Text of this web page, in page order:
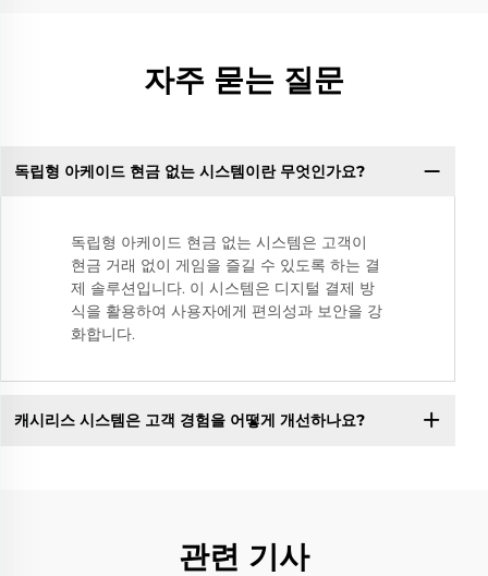
자주 묻는 질문
독립형 아케이드 현금 없는 시스템이란 무엇인가요?
독립형 아케이드 현금 없는 시스템은 고객이
현금 거래 없이 게임을 즐길 수 있도록 하는 결
제 솔루션입니다. 이 시스템은 디지털 결제 방
식을 활용하여 사용자에게 편의성과 보안을 강
화합니다.
캐시리스 시스템은 고객 경험을 어떻게 개선하나요?
관련 기사